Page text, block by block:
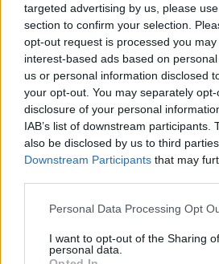
targeted advertising by us, please
section to confirm your selection.
opt-out request is processed you
interest-based ads based on
us or personal information disclosed
your opt-out. You may separately
disclosure of your personal
IAB’s list of downstream participants.
also be disclosed by us to third
Downstream Participants that may
Personal Data Processing Opt
I want to opt-out of the Sharing
personal data.
Krónika
Majka
fenyegetés
erdélyi
Székely
Ősszel új
Hargita
Sándor Ella: